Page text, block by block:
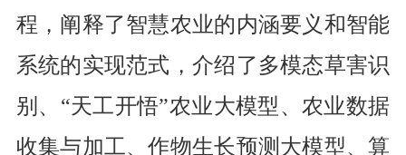
程，阐释了智慧农业的内涵要义和智能
系统的实现范式，介绍了多模态草害识
别、 “天工开悟”农业大模型、农业数据
收集与加工、作物生长预测大模型、算